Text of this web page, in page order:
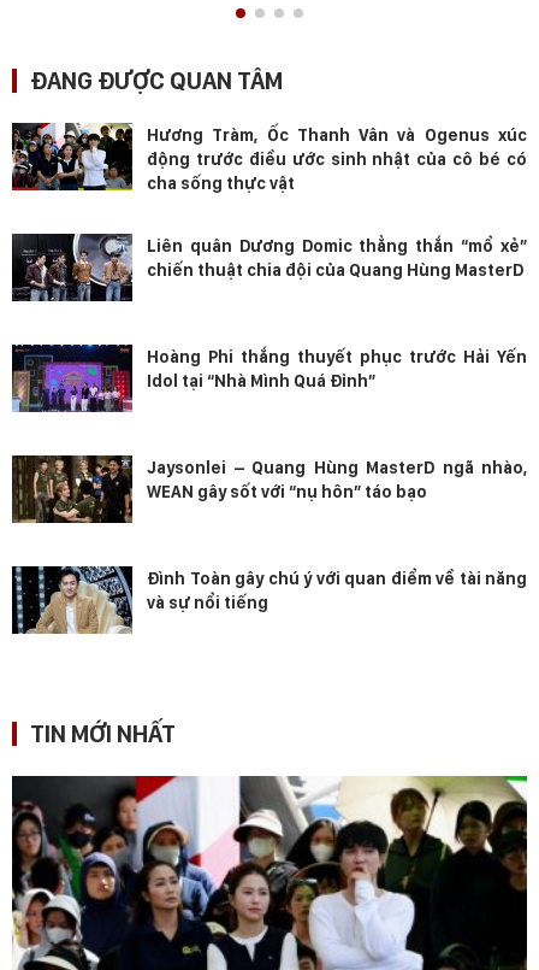
ĐANG ĐƯỢC QUAN TÂM
Hương Tràm, Ốc Thanh Vân và Ogenus xúc
động trước điều ước sinh nhật của cô bé có
cha sống thực vật
Liên quân Dương Domic thẳng thắn “mổ xẻ”
chiến thuật chia đội của Quang Hùng MasterD
Hoàng Phi thắng thuyết phục trước Hải Yến
Idol tại “Nhà Mình Quá Đỉnh”
Jaysonlei – Quang Hùng MasterD ngã nhào,
WEAN gây sốt với “nụ hôn” táo bạo
Đình Toàn gây chú ý với quan điểm về tài năng
và sự nổi tiếng
TIN MỚI NHẤT